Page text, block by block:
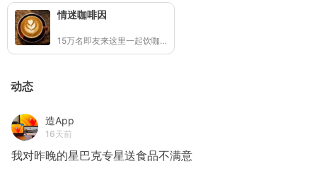
情迷咖啡因
15万名即友来这里一起饮咖啡☕️
动态
造App
16天前
我对昨晚的星巴克专星送食品不满意